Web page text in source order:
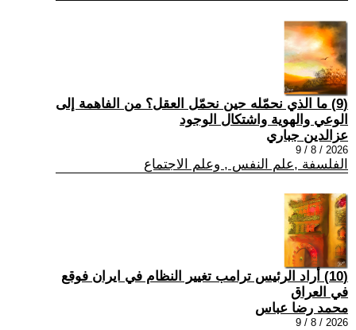
(9) ما الذي نحمّله حين نحمّل العقل؟ من الفاهمة إلى
الوعي والهوية واشتكال الوجود
عزالدين جباري
2026 / 8 / 9
الفلسفة ,علم النفس , وعلم الاجتماع
(10) أراد الرئيس ترامب تغيير النظام في ايران فوقع
في العراق
محمد رضا عباس
2026 / 8 / 9